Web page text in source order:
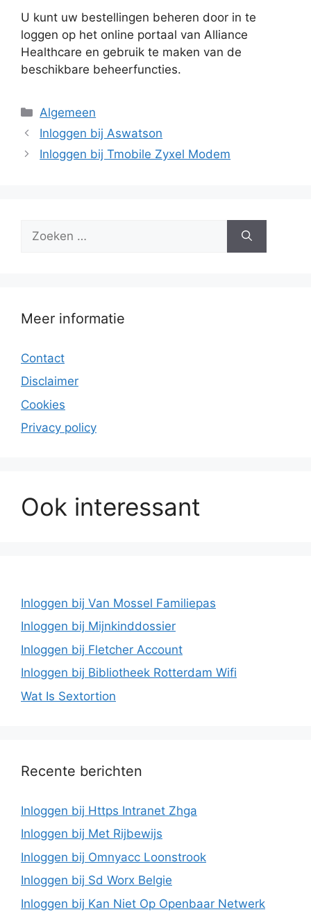
U kunt uw bestellingen beheren door in te
loggen op het online portaal van Alliance
Healthcare en gebruik te maken van de
beschikbare beheerfuncties.
Categorieën
Algemeen
Inloggen bij Aswatson
Inloggen bij Tmobile Zyxel Modem
naar:
Meer informatie
Contact
Disclaimer
Cookies
Privacy policy
Ook interessant
Inloggen bij Van Mossel Familiepas
Inloggen bij Mijnkinddossier
Inloggen bij Fletcher Account
Inloggen bij Bibliotheek Rotterdam Wifi
Wat Is Sextortion
Recente berichten
Inloggen bij Https Intranet Zhga
Inloggen bij Met Rijbewijs
Inloggen bij Omnyacc Loonstrook
Inloggen bij Sd Worx Belgie
Inloggen bij Kan Niet Op Openbaar Netwerk